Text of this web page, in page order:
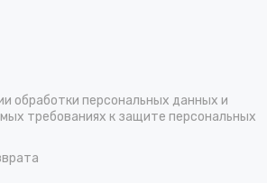
обработки персональных данных и
требованиях к защите персональных